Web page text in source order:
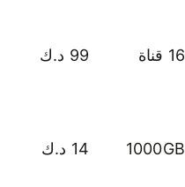
16 قناة 99 د.ك
1000GB 14 د.ك